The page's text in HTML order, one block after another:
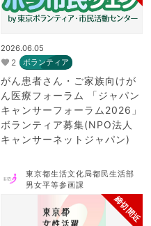
2026.06.05
2 ボランティア
がん患者さん・ご家族向けが
ん医療フォーラム 「ジャパン
キャンサーフォーラム2026」
ボランティア募集(NPO法人
キャンサーネットジャパン)
東京都生活文化局都民生活部
男女平等参画課
締切間近